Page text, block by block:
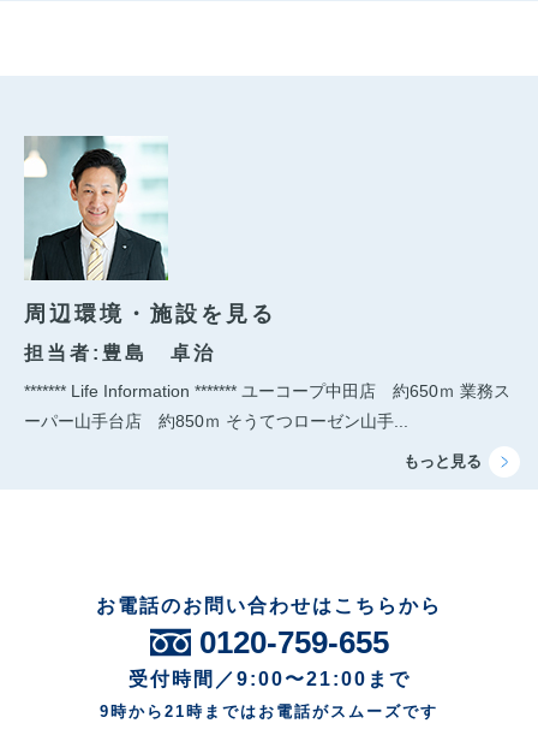
周辺環境・施設を見る
担当者:豊島 卓治
******* Life Information ******* ユーコープ中田店 約650ｍ 業務ス
ーパー山手台店 約850ｍ そうてつローゼン山手...
お電話のお問い合わせはこちらから
0120-759-655
受付時間／9:00〜21:00まで
9時から21時まではお電話がスムーズです